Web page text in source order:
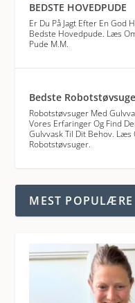
BEDSTE HOVEDPUDE
Er Du På Jagt Efter En
Bedste Hovedpude. Læs
Pude M.m.
Bedste
Robotstøvsuger Med
Vores Erfaringer Og Find
Gulvvask Til Dit Behov.
Robotstøvsuger.
MEST POPULÆRE